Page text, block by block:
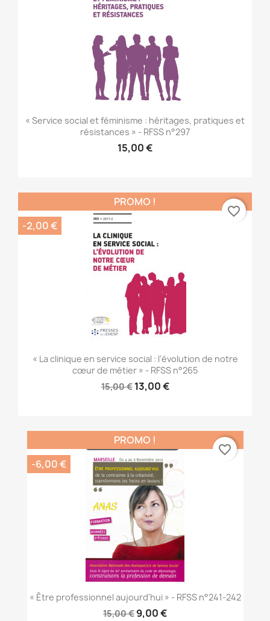
« Service social et féminisme : héritages, pratiques et
résistances » - RFSS n°297
15,00 €
« La clinique en service social : l'évolution de notre
cœur de métier » - RFSS n°265
15,00 € 13,00 €
PROMO !
-2,00 €
favorite_border
« Être professionnel aujourd'hui » - RFSS n°241-242
15,00 € 9,00 €
PROMO !
-6,00 €
favorite_border